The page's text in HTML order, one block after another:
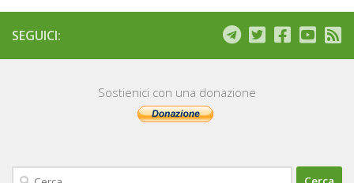
SEGUICI:
Sostienici con una donazione
Ricerca